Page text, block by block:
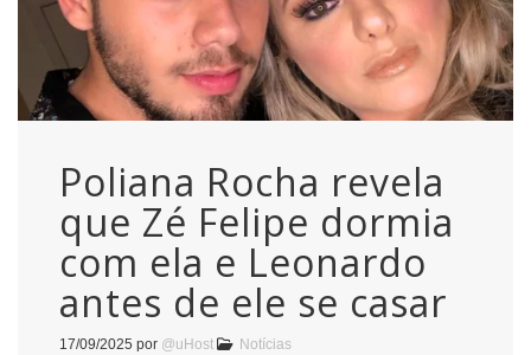
Poliana Rocha revela
que Zé Felipe dormia
com ela e Leonardo
antes de ele se casar
17/09/2025 por @uHost Notícias